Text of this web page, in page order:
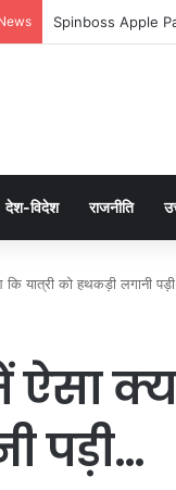
Spinboss Apple
देश-विदेश राजनीति
कि यात्री को हथकड़ी लगानी
पड़ी…